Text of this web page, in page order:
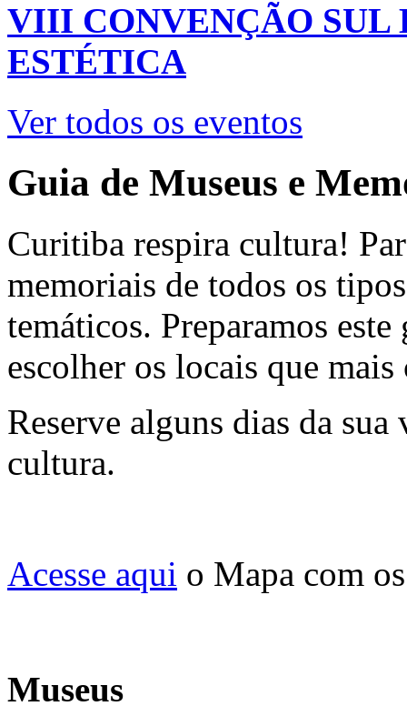
VIII CONVENÇÃO
ESTÉTICA
Ver todos os eventos
Guia de Museus e
Curitiba respira cultura!
memoriais de todos os
temáticos. Preparamos
escolher os locais que
Reserve alguns dias da
cultura.
Acesse aqui o Mapa com
Museus